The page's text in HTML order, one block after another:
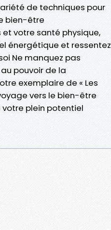
de techniques pour
bien-être
votre santé physique,
énergétique et ressentez
Ne manquez pas
pouvoir de la
exemplaire de « Les
vers le bien-être
votre plein potentiel